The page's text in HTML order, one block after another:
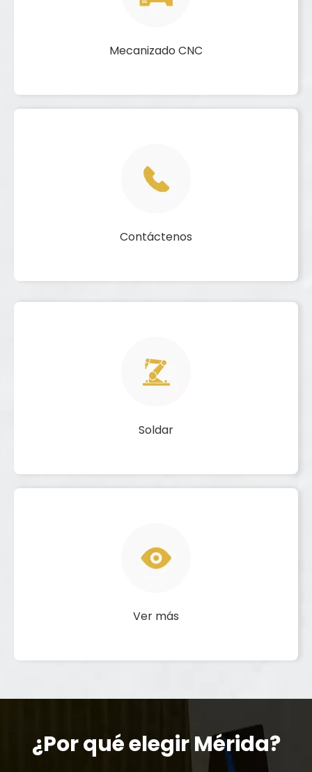
Mecanizado CNC
Contáctenos
Soldar
Ver más
¿Por qué elegir Mérida?